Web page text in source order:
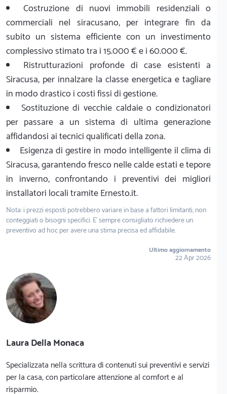
Costruzione di nuovi immobili residenziali o
commerciali nel siracusano, per integrare fin da
subito un sistema efficiente con un investimento
complessivo stimato tra i 15.000 € e i 60.000 €.
Ristrutturazioni profonde di case esistenti a
Siracusa, per innalzare la classe energetica e tagliare
in modo drastico i costi fissi di gestione.
Sostituzione di vecchie caldaie o condizionatori
per passare a un sistema di ultima generazione
affidandosi ai tecnici qualificati della zona.
Esigenza di gestire in modo intelligente il clima di
Siracusa, garantendo fresco nelle calde estati e tepore
in inverno, confrontando i preventivi dei migliori
installatori locali tramite Ernesto.it.
Nota: i prezzi esposti potrebbero variare in base a fattori limitanti, non
conteggiati o bisogni specifici. E' sempre consigliato richiedere un
preventivo ad hoc per avere una stima precisa ed affidabile.
Ultimo aggiornamento
22 Apr 2026
Laura Della Monaca
Specializzata nella scrittura di contenuti sui preventivi e servizi
per la casa, con particolare attenzione al comfort e al
risparmio.